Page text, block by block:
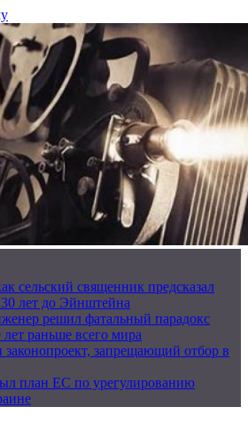
сельский священник предсказал
лет до Эйнштейна
решил фатальный парадокс
раньше всего мира
законопроект, запрещающий отбор в
план ЕС по урегулированию